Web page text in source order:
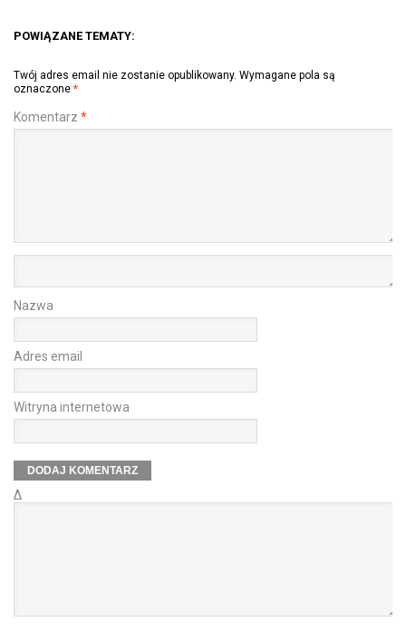
POWIĄZANE TEMATY:
Twój adres email nie zostanie opublikowany. Wymagane pola są
oznaczone *
Komentarz *
Nazwa
Adres email
Witryna internetowa
Δ